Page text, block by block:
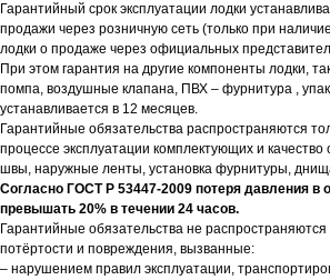
Гарантийный срок эксплуатации лодки
продажи через розничную сеть (только при
лодки о продаже через официальных
При этом гарантия на другие компоненты лодки,
помпа, воздушные клапана, ПВХ – фурнитура ,
устанавливается в 12 месяцев.
Гарантийные обязательства распространяются
процессе эксплуатации комплектующих и качество
швы, наружные ленты, установка фурнитуры,
Согласно ГОСТ Р 53447-2009 потеря давления в
превышать 20% в течении 24 часов.
Гарантийные обязательства не
потёртости и повреждения, вызванные:
– нарушением правил эксплуатации,